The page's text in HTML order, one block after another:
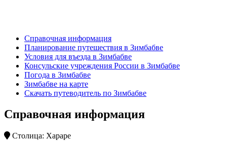
Справочная информация
Планирование путешествия в Зимбабве
Условия для въезда в Зимбабве
Консульские учреждения России в Зимбабве
Погода в Зимбабве
Зимбабве на карте
Скачать путеводитель по Зимбабве
Справочная информация
Столица: Хараре